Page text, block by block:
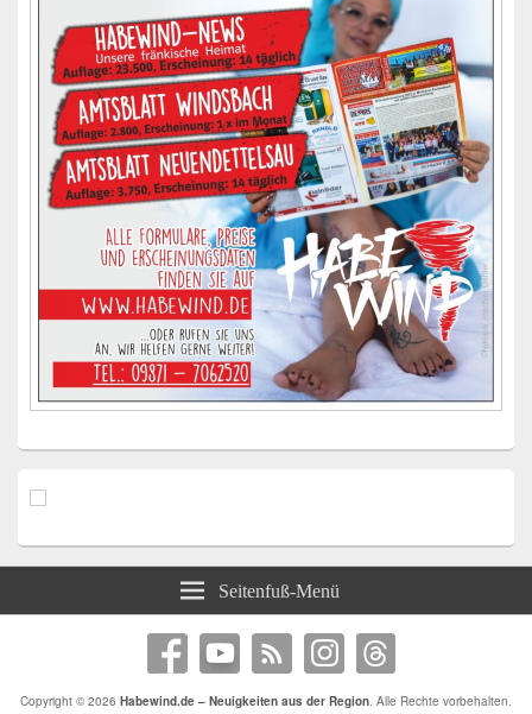
Seitenfuß-Menü
Copyright © 2026 Habewind.de – Neuigkeiten aus der Region. Alle Rechte vorbehalten.